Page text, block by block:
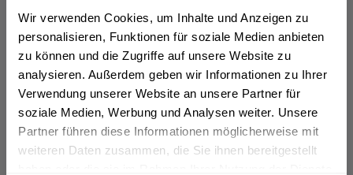
Wir verwenden Cookies, um Inhalte und Anzeigen zu
personalisieren, Funktionen für soziale Medien anbieten
zu können und die Zugriffe auf unsere Website zu
analysieren. Außerdem geben wir Informationen zu Ihrer
Verwendung unserer Website an unsere Partner für
soziale Medien, Werbung und Analysen weiter. Unsere
Partner führen diese Informationen möglicherweise mit
weiteren Daten zusammen, die Sie ihnen bereitgestellt
ab 17,19 € *
In den Warenkorb